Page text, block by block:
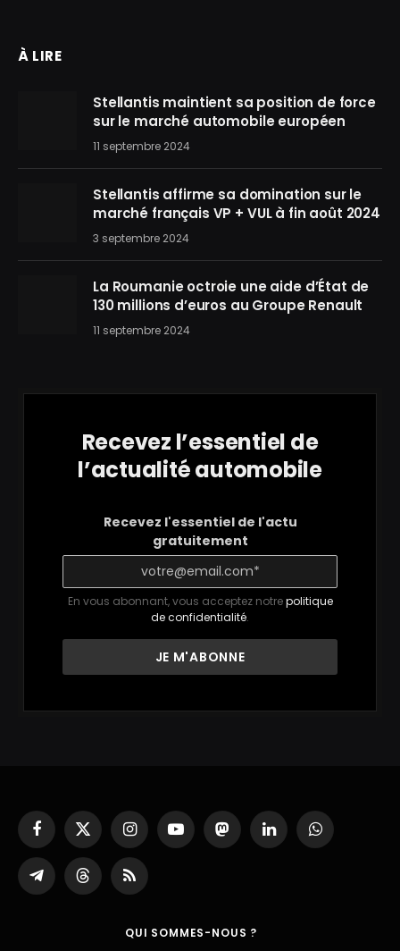
À LIRE
Stellantis maintient sa position de force
sur le marché automobile européen
11 septembre 2024
Stellantis affirme sa domination sur le
marché français VP + VUL à fin août 2024
3 septembre 2024
La Roumanie octroie une aide d’État de
130 millions d’euros au Groupe Renault
11 septembre 2024
Recevez l’essentiel de
l’actualité automobile
Recevez l'essentiel de l'actu
gratuitement
En vous abonnant, vous acceptez notrepolitique
de confidentialité.
Facebook
X
(Twitter)
InstagramYouTubeMastodonLinkedInWhatsApp
Partager
sur
ThreadsRSS
QUI SOMMES-NOUS ?